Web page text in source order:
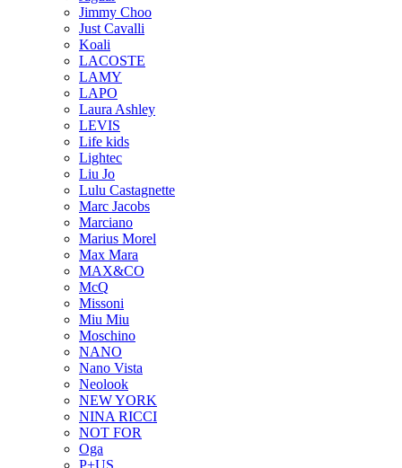
Jimmy Choo
Just Cavalli
Koali
LACOSTE
LAMY
LAPO
Laura Ashley
LEVIS
Life kids
Lightec
Liu Jo
Lulu Castagnette
Marc Jacobs
Marciano
Marius Morel
Max Mara
MAX&CO
McQ
Missoni
Miu Miu
Moschino
NANO
Nano Vista
Neolook
NEW YORK
NINA RICCI
NOT FOR
Oga
P+US